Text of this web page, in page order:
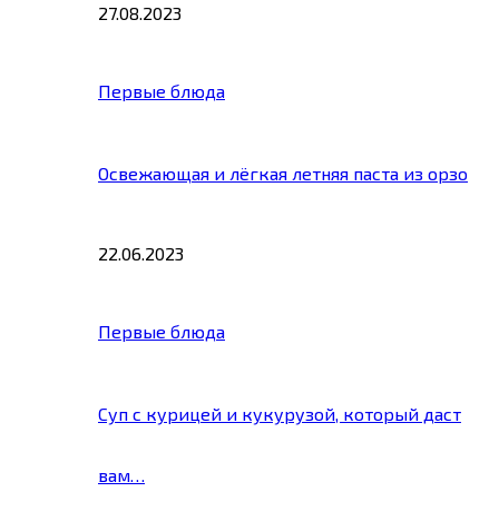
27.08.2023
Первые блюда
Освежающая и лёгкая летняя паста из орзо
22.06.2023
Первые блюда
Суп с курицей и кукурузой, который даст
вам…